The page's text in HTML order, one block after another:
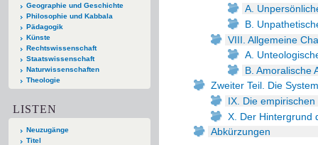
Geographie und Geschichte
Philosophie und Kabbala
Pädagogik
Künste
Rechtswissenschaft
Staatswissenschaft
Naturwissenschaften
Theologie
LISTEN
Neuzugänge
Titel
A.
B.
VIII. Allgemeine
A.
B. Amoralische
Zweiter Teil. Die
IX. Die
X. Der Hintergrund
Abkürzungen